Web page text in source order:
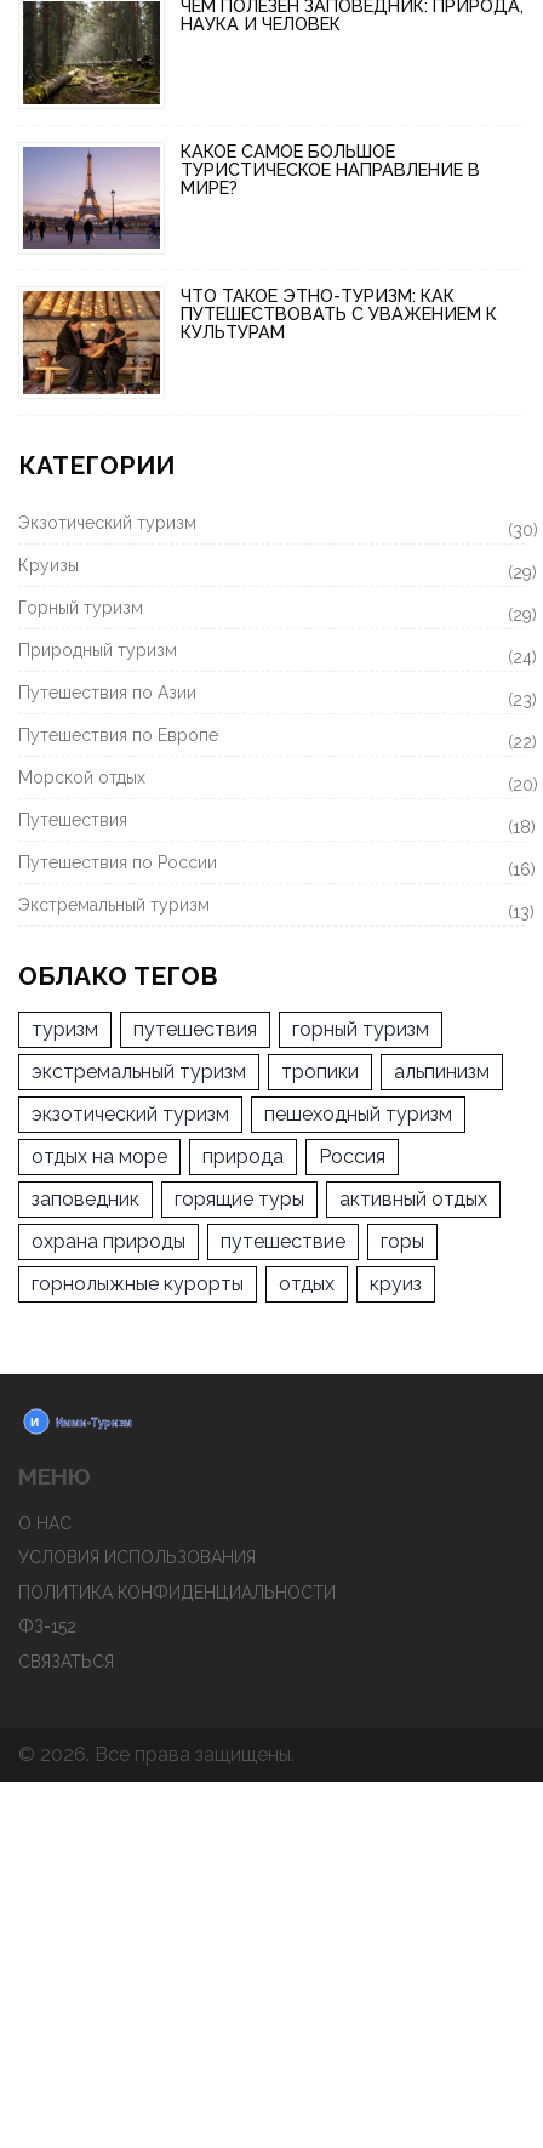
ЧЕМ ПОЛЕЗЕН ЗАПОВЕДНИК: ПРИРОДА,
НАУКА И ЧЕЛОВЕК
КАКОЕ САМОЕ БОЛЬШОЕ
ТУРИСТИЧЕСКОЕ НАПРАВЛЕНИЕ В
МИРЕ?
ЧТО ТАКОЕ ЭТНО-ТУРИЗМ: КАК
ПУТЕШЕСТВОВАТЬ С УВАЖЕНИЕМ К
КУЛЬТУРАМ
КАТЕГОРИИ
Экзотический туризм
(30)
Круизы
(29)
Горный туризм
(29)
Природный туризм
(24)
Путешествия по Азии
(23)
Путешествия по Европе
(22)
Морской отдых
(20)
Путешествия
(18)
Путешествия по России
(16)
Экстремальный туризм
(13)
ОБЛАКО ТЕГОВ
туризм путешествия
горный туризм
экстремальный туризм
тропики
альпинизм
экзотический туризм
пешеходный туризм
отдых на море
природа
Россия
заповедник
горящие туры
активный отдых
охрана природы
путешествие
горы
горнолыжные курорты
отдых круиз
МЕНЮ
О НАС
УСЛОВИЯ ИСПОЛЬЗОВАНИЯ
ПОЛИТИКА КОНФИДЕНЦИАЛЬНОСТИ
ФЗ-152
СВЯЗАТЬСЯ
© 2026. Все права защищены.